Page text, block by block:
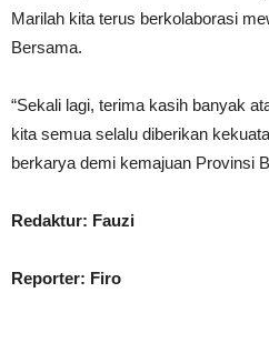
Marilah kita terus berkolaborasi
Bersama.
“Sekali lagi, terima kasih banyak
kita semua selalu diberikan
berkarya demi kemajuan Provinsi
Redaktur: Fauzi
Reporter: Firo